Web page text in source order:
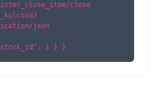
close
json
1 } }